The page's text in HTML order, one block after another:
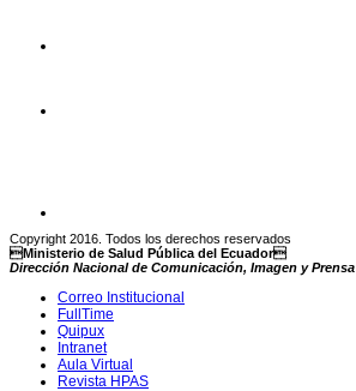
Copyright 2016. Todos los derechos reservados
Ministerio de Salud Pública del Ecuador
Dirección Nacional de Comunicación, Imagen y Prensa
Correo Institucional
FullTime
Quipux
Intranet
Aula Virtual
Revista HPAS